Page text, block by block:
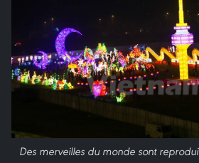
Des merveilles du monde sont